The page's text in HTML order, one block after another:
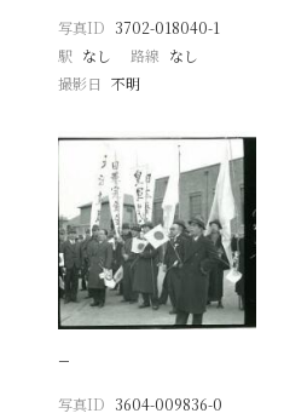
写真ID 3702-018040-1
駅 なし 路線 なし
撮影日
不明
−
写真ID 3604-009836-0